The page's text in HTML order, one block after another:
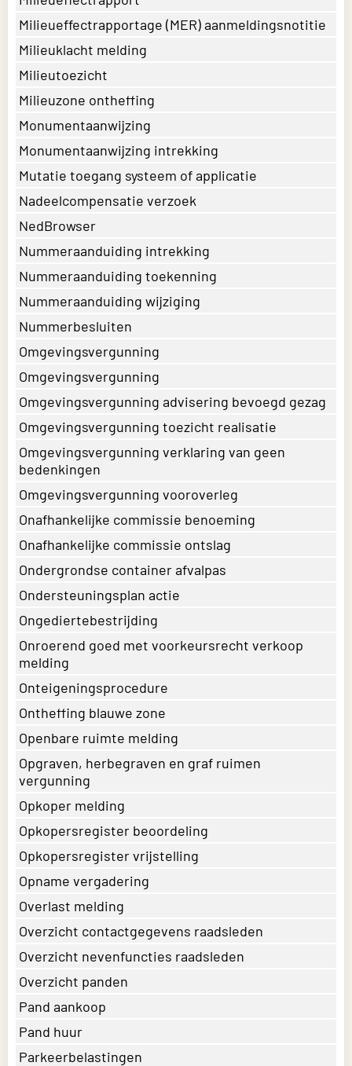
Milieueffectrapportage (MER) aanmeldingsnotitie
Milieuklacht melding
Milieutoezicht
Milieuzone ontheffing
Monumentaanwijzing
Monumentaanwijzing intrekking
Mutatie toegang systeem of applicatie
Nadeelcompensatie verzoek
NedBrowser
Nummeraanduiding intrekking
Nummeraanduiding toekenning
Nummeraanduiding wijziging
Nummerbesluiten
Omgevingsvergunning
Omgevingsvergunning
Omgevingsvergunning advisering bevoegd gezag
Omgevingsvergunning toezicht realisatie
Omgevingsvergunning verklaring van geen
bedenkingen
Omgevingsvergunning vooroverleg
Onafhankelijke commissie benoeming
Onafhankelijke commissie ontslag
Ondergrondse container afvalpas
Ondersteuningsplan actie
Ongediertebestrijding
Onroerend goed met voorkeursrecht verkoop
melding
Onteigeningsprocedure
Ontheffing blauwe zone
Openbare ruimte melding
Opgraven, herbegraven en graf ruimen
vergunning
Opkoper melding
Opkopersregister beoordeling
Opkopersregister vrijstelling
Opname vergadering
Overlast melding
Overzicht contactgegevens raadsleden
Overzicht nevenfuncties raadsleden
Overzicht panden
Pand aankoop
Pand huur
Parkeerbelastingen